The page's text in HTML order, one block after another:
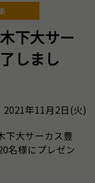
下大サー
しまし
2021年11月2日(火)
下大サーカス豊
名様にプレゼン